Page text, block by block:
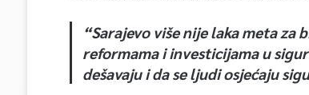
“Sarajevo više nije laka meta
reformama i investicijama u
dešavaju i da se ljudi osjećaju